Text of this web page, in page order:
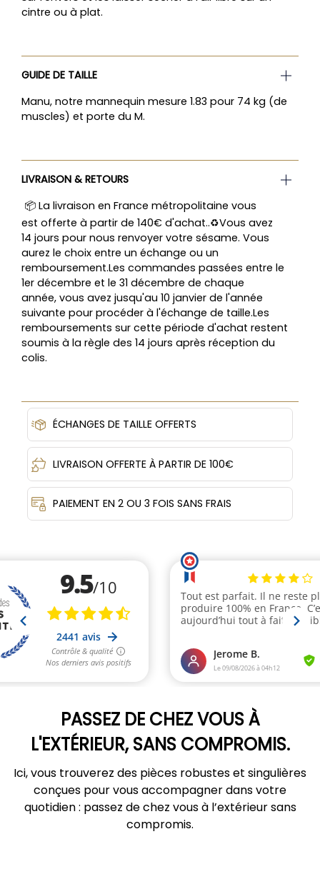
cintre ou à plat.
GUIDE DE TAILLE
Manu, notre mannequin mesure 1.83 pour 74 kg (de
muscles) et porte du M.
LIVRAISON & RETOURS
📦 La livraison en France métropolitaine vous
est offerte à partir de 140€ d'achat..♻️Vous avez
14 jours pour nous renvoyer votre sésame. Vous
aurez le choix entre un échange ou un
remboursement.Les commandes passées entre le
1er décembre et le 31 décembre de chaque
année, vous avez jusqu'au 10 janvier de l'année
suivante pour procéder à l'échange de taille.Les
remboursements sur cette période d'achat restent
soumis à la règle des 14 jours après réception du
colis.
ÉCHANGES DE TAILLE OFFERTS
LIVRAISON OFFERTE À PARTIR DE 100€
PAIEMENT EN 2 OU 3 FOIS SANS FRAIS
PASSEZ DE CHEZ VOUS À
L'EXTÉRIEUR, SANS COMPROMIS.
Ici, vous trouverez des pièces robustes et singulières
conçues pour vous accompagner dans votre
quotidien : passez de chez vous à l’extérieur sans
compromis.